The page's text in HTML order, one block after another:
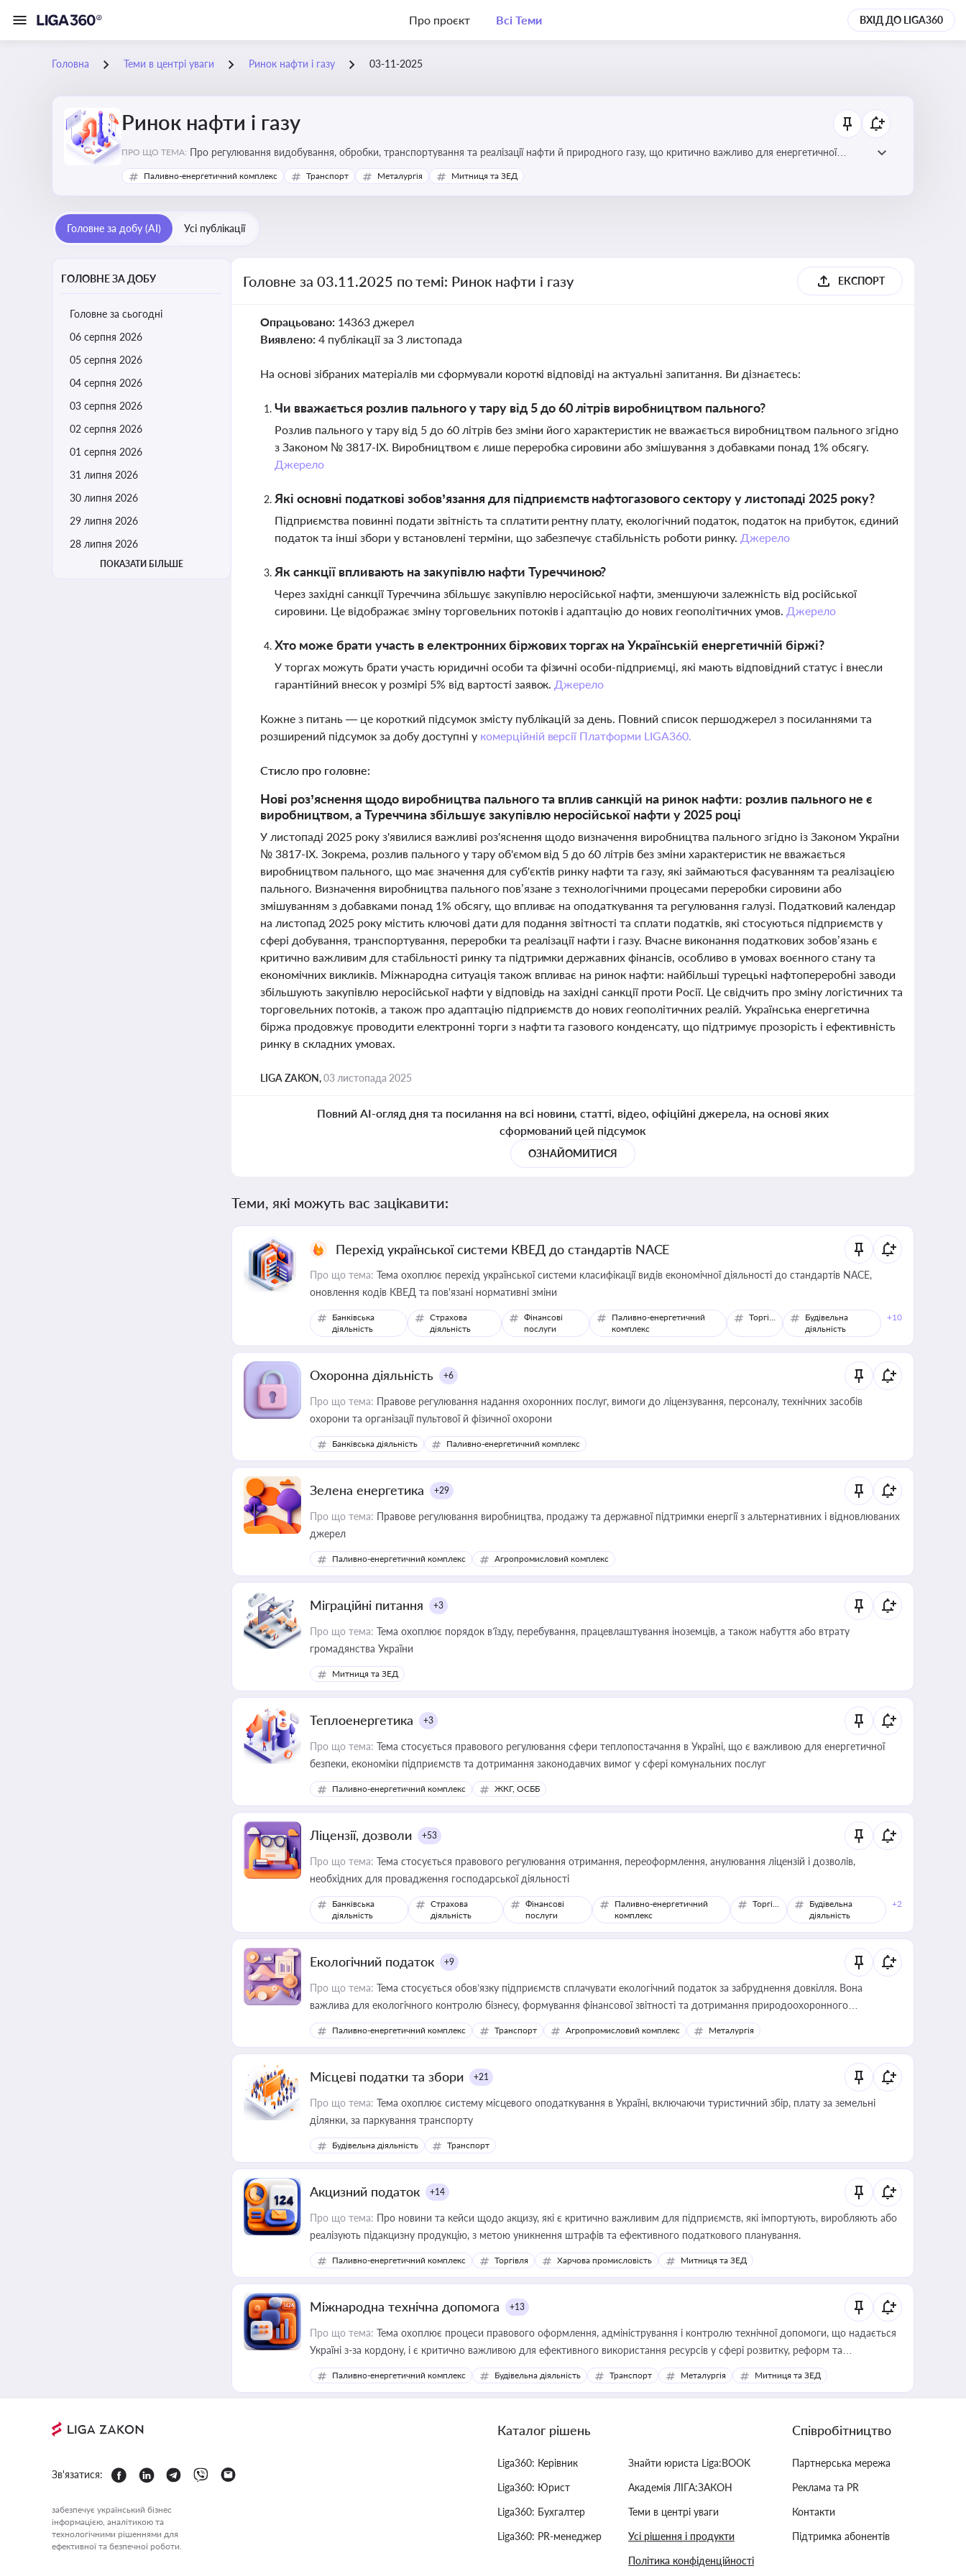
Про проєкт Всі Теми ВХІД ДО LIGA360
Головна Теми в центрі уваги Ринок нафти і газу 03-11-2025
Ринок нафти і газу
ПРО ЩО ТЕМА: Про регулювання видобування, обробки, транспортування та реалізації нафти й природного газу, що критично важливо для енергетичної
безпеки, інвестицій у галузь та дотримання ліцензійних умов діяльності
Паливно-енергетичний комплекс Транспорт Металургія Митниця та ЗЕД
Головне за добу (AI) Усі публікації
ГОЛОВНЕ ЗА ДОБУ
Головне за сьогодні
06 серпня 2026
05 серпня 2026
04 серпня 2026
03 серпня 2026
02 серпня 2026
01 серпня 2026
31 липня 2026
30 липня 2026
29 липня 2026
28 липня 2026
ПОКАЗАТИ БІЛЬШЕ
Головне за 03.11.2025 по темі: Ринок нафти і газу ЕКСПОРТ
Опрацьовано: 14363 джерел
Виявлено: 4 публікації за 3 листопада
На основі зібраних матеріалів ми сформували короткі відповіді на актуальні запитання. Ви дізнаєтесь:
Чи вважається розлив пального у тару від 5 до 60 літрів виробництвом пального?
Розлив пального у тару від 5 до 60 літрів без зміни його характеристик не вважається виробництвом пального згідно
з Законом № 3817-ІХ. Виробництвом є лише переробка сировини або змішування з добавками понад 1% обсягу.
Джерело
Які основні податкові зобов’язання для підприємств нафтогазового сектору у листопаді 2025 року?
Підприємства повинні подати звітність та сплатити рентну плату, екологічний податок, податок на прибуток, єдиний
податок та інші збори у встановлені терміни, що забезпечує стабільність роботи ринку. Джерело
Як санкції впливають на закупівлю нафти Туреччиною?
Через західні санкції Туреччина збільшує закупівлю неросійської нафти, зменшуючи залежність від російської
сировини. Це відображає зміну торговельних потоків і адаптацію до нових геополітичних умов. Джерело
Хто може брати участь в електронних біржових торгах на Українській енергетичній біржі?
У торгах можуть брати участь юридичні особи та фізичні особи-підприємці, які мають відповідний статус і внесли
гарантійний внесок у розмірі 5% від вартості заявок. Джерело
Кожне з питань — це короткий підсумок змісту публікацій за день. Повний список першоджерел з посиланнями та
розширений підсумок за добу доступні у комерційній версії Платформи LIGA360.
Стисло про головне:
Нові роз’яснення щодо виробництва пального та вплив санкцій на ринок нафти: розлив пального не є
виробництвом, а Туреччина збільшує закупівлю неросійської нафти у 2025 році
У листопаді 2025 року з'явилися важливі роз'яснення щодо визначення виробництва пального згідно із Законом України
№ 3817-ІХ. Зокрема, розлив пального у тару об'ємом від 5 до 60 літрів без зміни характеристик не вважається
виробництвом пального, що має значення для суб'єктів ринку нафти та газу, які займаються фасуванням та реалізацією
пального. Визначення виробництва пального пов’язане з технологічними процесами переробки сировини або
змішуванням з добавками понад 1% обсягу, що впливає на оподаткування та регулювання галузі. Податковий календар
на листопад 2025 року містить ключові дати для подання звітності та сплати податків, які стосуються підприємств у
сфері добування, транспортування, переробки та реалізації нафти і газу. Вчасне виконання податкових зобов’язань є
критично важливим для стабільності ринку та підтримки державних фінансів, особливо в умовах воєнного стану та
економічних викликів. Міжнародна ситуація також впливає на ринок нафти: найбільші турецькі нафтопереробні заводи
збільшують закупівлю неросійської нафти у відповідь на західні санкції проти Росії. Це свідчить про зміну логістичних та
торговельних потоків, а також про адаптацію підприємств до нових геополітичних реалій. Українська енергетична
біржа продовжує проводити електронні торги з нафти та газового конденсату, що підтримує прозорість і ефективність
ринку в складних умовах.
LIGA ZAKON,03 листопада 2025
Повний AI-огляд дня та посилання на всі новини, статті, відео, офіційні джерела, на основі яких
сформований цей підсумок
ОЗНАЙОМИТИСЯ
Теми, які можуть вас зацікавити:
Перехід української системи КВЕД до стандартів NACE
Про що тема: Тема охоплює перехід української системи класифікації видів економічної діяльності до стандартів NACE,
оновлення кодів КВЕД та пов'язані нормативні зміни
Банківська
діяльність
Страхова
діяльність
Фінансові
послуги
Паливно-енергетичний
комплекс
Торгівля
Будівельна
діяльність
+10
Охоронна діяльність +6
Про що тема: Правове регулювання надання охоронних послуг, вимоги до ліцензування, персоналу, технічних засобів
охорони та організації пультової й фізичної охорони
Банківська діяльність Паливно-енергетичний комплекс
Зелена енергетика +29
Про що тема: Правове регулювання виробництва, продажу та державної підтримки енергії з альтернативних і відновлюваних
джерел
Паливно-енергетичний комплекс Агропромисловий комплекс
Міграційні питання +3
Про що тема: Тема охоплює порядок в’їзду, перебування, працевлаштування іноземців, а також набуття або втрату
громадянства України
Митниця та ЗЕД
Теплоенергетика +3
Про що тема: Тема стосується правового регулювання сфери теплопостачання в Україні, що є важливою для енергетичної
безпеки, економіки підприємств та дотримання законодавчих вимог у сфері комунальних послуг
Паливно-енергетичний комплекс ЖКГ, ОСББ
Ліцензії, дозволи +53
Про що тема: Тема стосується правового регулювання отримання, переоформлення, анулювання ліцензій і дозволів,
необхідних для провадження господарської діяльності
Банківська
діяльність
Страхова
діяльність
Фінансові
послуги
Паливно-енергетичний
комплекс
Торгівля
Будівельна
діяльність
+2
Екологічний податок +9
Про що тема: Тема стосується обов’язку підприємств сплачувати екологічний податок за забруднення довкілля. Вона
важлива для екологічного контролю бізнесу, формування фінансової звітності та дотримання природоохоронного
законодавства
Паливно-енергетичний комплекс Транспорт Агропромисловий комплекс Металургія
Місцеві податки та збори +21
Про що тема: Тема охоплює систему місцевого оподаткування в Україні, включаючи туристичний збір, плату за земельні
ділянки, за паркування транспорту
Будівельна діяльність Транспорт
Акцизний податок +14
Про що тема: Про новини та кейси щодо акцизу, які є критично важливим для підприємств, які імпортують, виробляють або
реалізують підакцизну продукцію, з метою уникнення штрафів та ефективного податкового планування.
Паливно-енергетичний комплекс Торгівля Харчова промисловість Митниця та ЗЕД
Міжнародна технічна допомога +13
Про що тема: Тема охоплює процеси правового оформлення, адміністрування і контролю технічної допомоги, що надається
Україні з-за кордону, і є критично важливою для ефективного використання ресурсів у сфері розвитку, реформ та
інфраструктурних проєктів
Паливно-енергетичний комплекс Будівельна діяльність Транспорт Металургія Митниця та ЗЕД
Зв'язатися:
забезпечує український бізнес
інформацією, аналітикою та
технологічними рішеннями для
ефективної та безпечної роботи.
Каталог рішень
Liga360: Керівник
Liga360: Юрист
Liga360: Бухгалтер
Liga360: PR-менеджер
Знайти юриста Liga:BOOK
Академія ЛІГА:ЗАКОН
Теми в центрі уваги
Усі рішення і продукти
Політика конфіденційності
Співробітництво
Партнерська мережа
Реклама та PR
Контакти
Підтримка абонентів